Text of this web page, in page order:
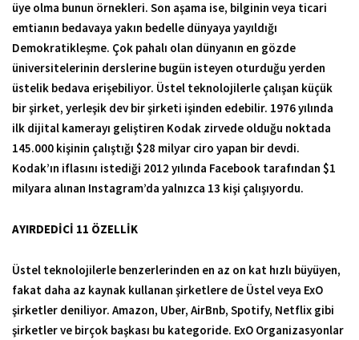
üye olma bunun örnekleri. Son aşama ise, bilginin veya ticari
emtianın bedavaya yakın bedelle dünyaya yayıldığı
Demokratikleşme. Çok pahalı olan dünyanın en gözde
üniversitelerinin derslerine bugün isteyen oturduğu yerden
üstelik bedava erişebiliyor. Üstel teknolojilerle çalışan küçük
bir şirket, yerleşik dev bir şirketi işinden edebilir. 1976 yılında
ilk dijital kamerayı geliştiren Kodak zirvede olduğu noktada
145.000 kişinin çalıştığı $28 milyar ciro yapan bir devdi.
Kodak’ın iflasını istediği 2012 yılında Facebook tarafından $1
milyara alınan Instagram’da yalnızca 13 kişi çalışıyordu.
AYIRDEDİCİ 11 ÖZELLİK
Üstel teknolojilerle benzerlerinden en az on kat hızlı büyüyen,
fakat daha az kaynak kullanan şirketlere de Üstel veya ExO
şirketler deniliyor. Amazon, Uber, AirBnb, Spotify, Netflix gibi
şirketler ve birçok başkası bu kategoride. ExO Organizasyonlar